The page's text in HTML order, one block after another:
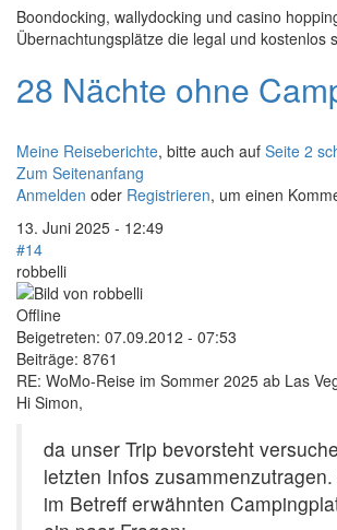
Boondocking, wallydocking und casino
Übernachtungsplätze die legal und kostenlos
28 Nächte ohne
Meine Reiseberichte, bitte auch auf Seite 2
Zum Seitenanfang
Anmelden oder Registrieren, um einen
13. Juni 2025 - 12:49
#14
robbelli
Offline
Beigetreten: 07.09.2012 - 07:53
Beiträge: 8761
RE: WoMo-Reise im Sommer 2025 ab Las
Hi Simon,
da unser Trip bevorsteht
letzten Infos
im Betreff erwähnten